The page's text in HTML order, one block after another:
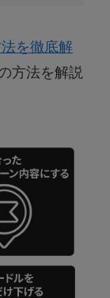
を徹底解
方法を解説